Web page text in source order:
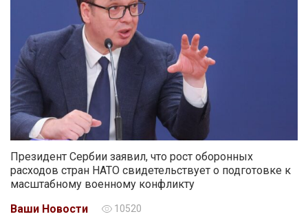
Президент Сербии заявил, что рост оборонных
расходов стран НАТО свидетельствует о подготовке к
масштабному военному конфликту
Ваши Новости
10520